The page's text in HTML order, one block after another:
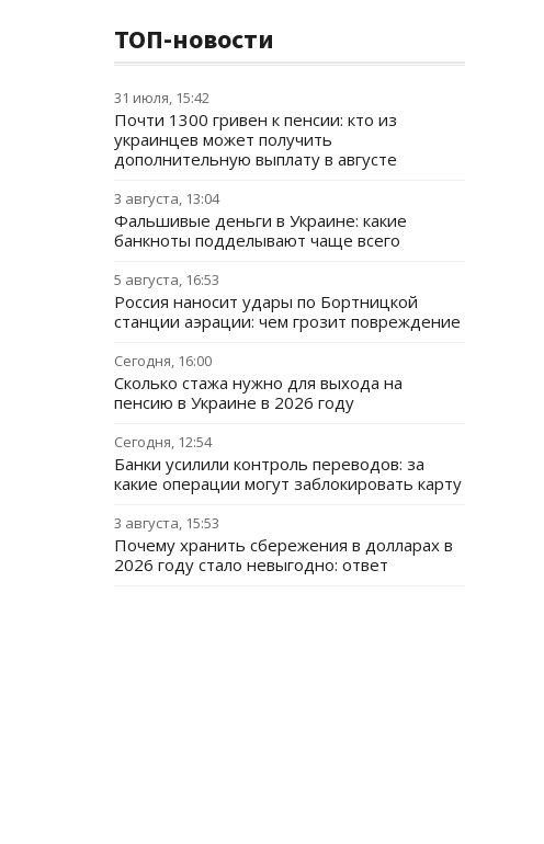
ТОП-новости
31 июля, 15:42
Почти 1300 гривен к пенсии: кто из
украинцев может получить
дополнительную выплату в августе
3 августа, 13:04
Фальшивые деньги в Украине: какие
банкноты подделывают чаще всего
5 августа, 16:53
Россия наносит удары по Бортницкой
станции аэрации: чем грозит повреждение
Сегодня, 16:00
Сколько стажа нужно для выхода на
пенсию в Украине в 2026 году
Сегодня, 12:54
Банки усилили контроль переводов: за
какие операции могут заблокировать карту
3 августа, 15:53
Почему хранить сбережения в долларах в
2026 году стало невыгодно: ответ